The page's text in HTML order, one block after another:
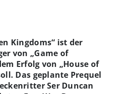
Kingdoms“ ist der
von „Game of
Erfolg von „House of
Das geplante Prequel
Ser Duncan